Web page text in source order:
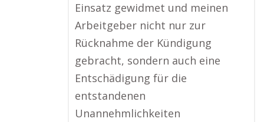
Einsatz gewidmet und meinen
Arbeitgeber nicht nur zur
Rücknahme der Kündigung
gebracht, sondern auch eine
Entschädigung für die
entstandenen
Unannehmlichkeiten